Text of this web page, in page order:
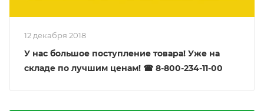
12 декабря 2018
У нас большое поступление товара! Уже на
складе по лучшим ценам! ☎ 8-800-234-11-00